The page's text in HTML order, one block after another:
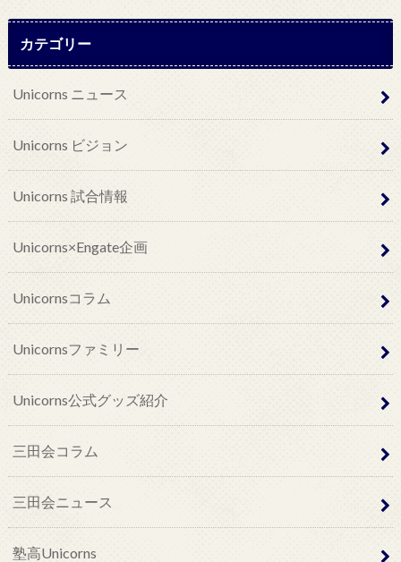
カテゴリー
Unicorns ニュース
Unicorns ビジョン
Unicorns 試合情報
Unicorns×Engate企画
Unicornsコラム
Unicornsファミリー
Unicorns公式グッズ紹介
三田会コラム
三田会ニュース
塾高Unicorns